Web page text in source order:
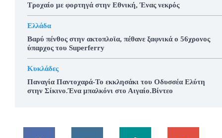
Τροχαίο με φορτηγά στην Εθνική, Ένας νεκρός
Ελλάδα
Βαρύ πένθος στην ακτοπλοϊα, πέθανε ξαφνικά ο 56χρονος
ύπαρχος του Superferry
Κυκλάδες
Παναγία Παντοχαρά-Το εκκλησάκι του Οδυσσέα Ελύτη
στην Σίκινο.Ένα μπαλκόνι στο Αιγαίο.Βίντεο